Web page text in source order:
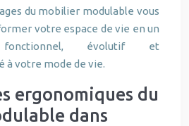
du mobilier modulable vous
votre espace de vie en un
fonctionnel, évolutif et
à votre mode de vie.
ergonomiques du
dans